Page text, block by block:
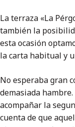
La terraza «La
también la
esta ocasión
la carta habitual y
No esperaba gran
demasiada
acompañar la
cuenta de que